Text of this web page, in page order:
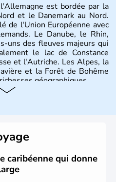
est bordée par la
et le Danemark au Nord.
de l'Union Européenne avec
Le Danube, le Rhin,
uns des fleuves majeurs qui
le lac de Constance
et l'Autriche. Les Alpes, la
et la Forêt de Bohême
géographiques.
grande autonomie. Le pays
qu'il a vu naître dans tous
politique en passant par la
Heidegger, Thomas Mann,
en font partie.
caribéenne qui donne